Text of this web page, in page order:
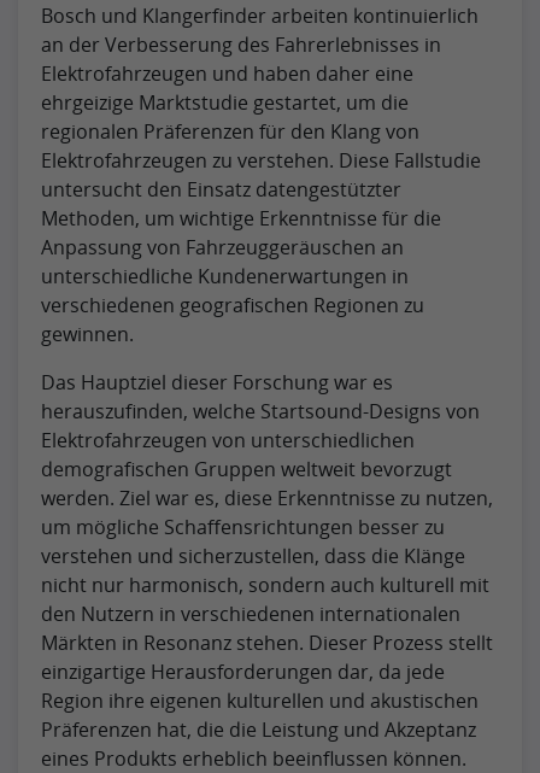
Bosch und Klangerfinder arbeiten kontinuierlich
an der Verbesserung des Fahrerlebnisses in
Elektrofahrzeugen und haben daher eine
ehrgeizige Marktstudie gestartet, um die
regionalen Präferenzen für den Klang von
Elektrofahrzeugen zu verstehen. Diese Fallstudie
untersucht den Einsatz datengestützter
Methoden, um wichtige Erkenntnisse für die
Anpassung von Fahrzeuggeräuschen an
unterschiedliche Kundenerwartungen in
verschiedenen geografischen Regionen zu
gewinnen.
Das Hauptziel dieser Forschung war es
herauszufinden, welche Startsound-Designs von
Elektrofahrzeugen von unterschiedlichen
demografischen Gruppen weltweit bevorzugt
werden. Ziel war es, diese Erkenntnisse zu nutzen,
um mögliche Schaffensrichtungen besser zu
verstehen und sicherzustellen, dass die Klänge
nicht nur harmonisch, sondern auch kulturell mit
den Nutzern in verschiedenen internationalen
Märkten in Resonanz stehen. Dieser Prozess stellt
einzigartige Herausforderungen dar, da jede
Region ihre eigenen kulturellen und akustischen
Präferenzen hat, die die Leistung und Akzeptanz
eines Produkts erheblich beeinflussen können.